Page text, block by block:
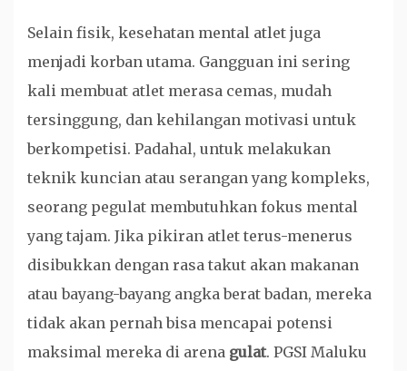
Selain fisik, kesehatan mental atlet juga
menjadi korban utama. Gangguan ini sering
kali membuat atlet merasa cemas, mudah
tersinggung, dan kehilangan motivasi untuk
berkompetisi. Padahal, untuk melakukan
teknik kuncian atau serangan yang kompleks,
seorang pegulat membutuhkan fokus mental
yang tajam. Jika pikiran atlet terus-menerus
disibukkan dengan rasa takut akan makanan
atau bayang-bayang angka berat badan, mereka
tidak akan pernah bisa mencapai potensi
maksimal mereka di arena gulat. PGSI Maluku